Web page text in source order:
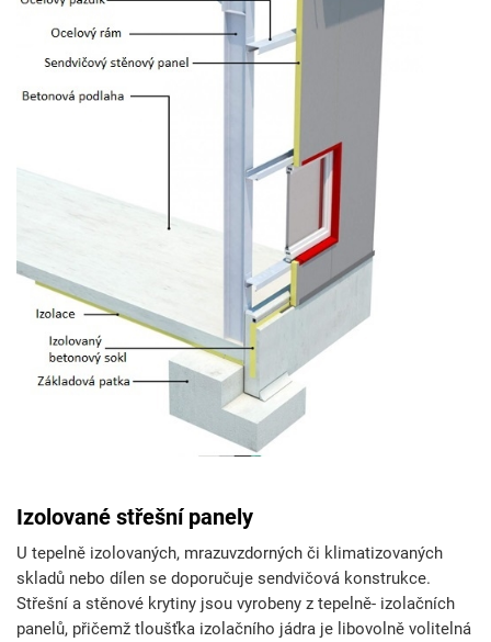
Izolované střešní panely
U tepelně izolovaných, mrazuvzdorných či klimatizovaných
skladů nebo dílen se doporučuje sendvičová konstrukce.
Střešní a stěnové krytiny jsou vyrobeny z tepelně- izolačních
panelů, přičemž tloušťka izolačního jádra je libovolně volitelná